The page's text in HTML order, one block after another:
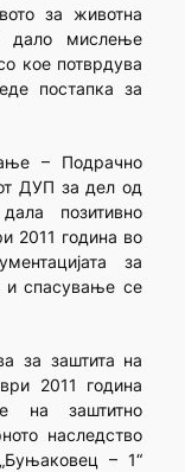
за животна
дало мислење
кое потврдува
постапка за
– Подрачно
ДУП за дел од
позитивно
2011 година во
за
и спасување се
за заштита на
2011 година
на заштитно
наследство
– 1“